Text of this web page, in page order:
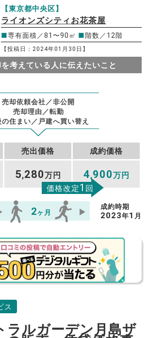
【東京都中央区】
ライオンズシティお花茶屋
■専有面積／81〜90㎡ ■階数／12階
【投稿日：2024年01月30日】
考えている人に伝えたいこと
売却依頼会社／非公開
売却理由／転勤
の住まい／戸建へ買い替え
売出価格 成約価格
5,280万円 4,900万円
価格改定1 回
2ヶ月
成約時期
2023年1 月
ス
ラルガーデン月島ザ